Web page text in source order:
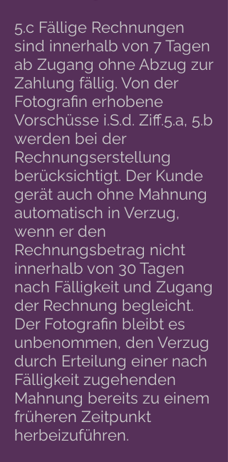
5.c Fällige Rechnungen
sind innerhalb von 7 Tagen
ab Zugang ohne Abzug zur
Zahlung fällig. Von der
Fotografin erhobene
Vorschüsse i.S.d. Ziff.5.a, 5.b
werden bei der
Rechnungserstellung
berücksichtigt. Der Kunde
gerät auch ohne Mahnung
automatisch in Verzug,
wenn er den
Rechnungsbetrag nicht
innerhalb von 30 Tagen
nach Fälligkeit und Zugang
der Rechnung begleicht.
Der Fotografin bleibt es
unbenommen, den Verzug
durch Erteilung einer nach
Fälligkeit zugehenden
Mahnung bereits zu einem
früheren Zeitpunkt
herbeizuführen.